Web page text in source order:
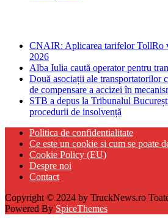
CNAIR: Aplicarea tarifelor TollRo
2026
Alba Iulia caută operator pentru
Două asociații ale transportatorilor
de compensare a accizei în
STB a depus la Tribunalul
procedurii de insolvență
Politica de confidentialitate
Ce este un cookie si cum se poate
Cookie Policy (EU)
Despre noi
Contact
Copyright © 2024 by TruckNews.ro
Powered By SpiceThemes